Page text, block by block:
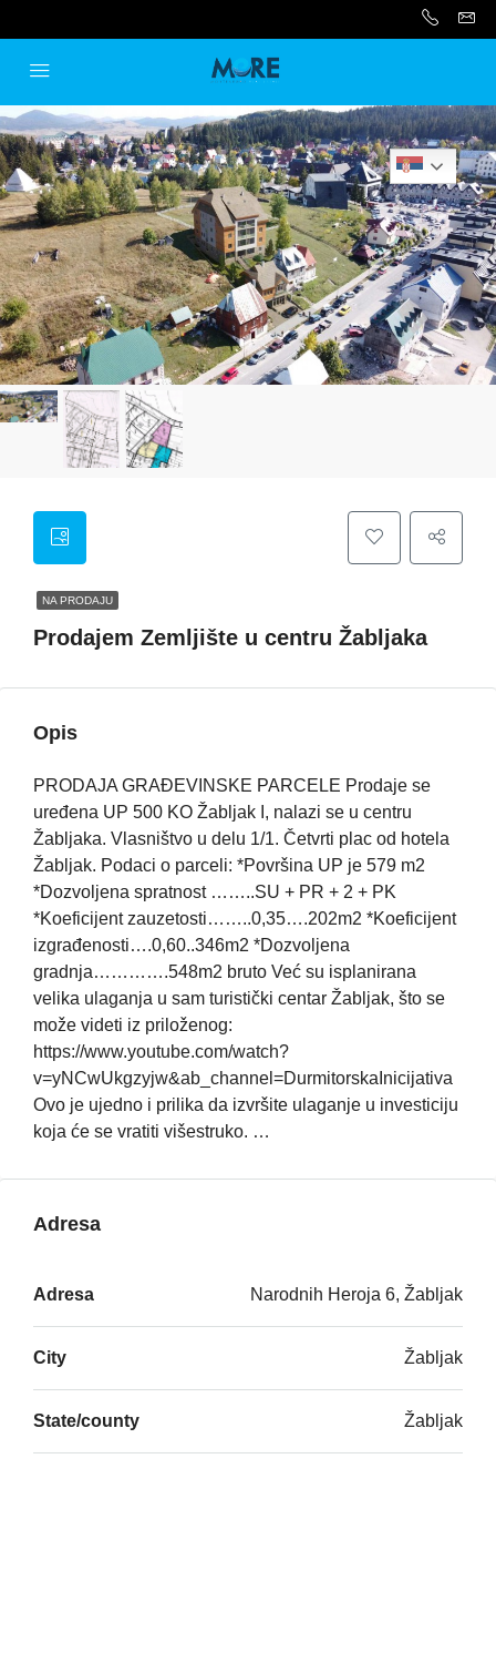
NA PRODAJU
Prodajem Zemljište u centru Žabljaka
Opis
PRODAJA GRAĐEVINSKE PARCELE Prodaje se
uređena UP 500 KO Žabljak I, nalazi se u centru
Žabljaka. Vlasništvo u delu 1/1. Četvrti plac od hotela
Žabljak. Podaci o parceli: *Površina UP je 579 m2
*Dozvoljena spratnost ……..SU + PR + 2 + PK
*Koeficijent zauzetosti……..0,35….202m2 *Koeficijent
izgrađenosti….0,60..346m2 *Dozvoljena
gradnja………….548m2 bruto Već su isplanirana
velika ulaganja u sam turistički centar Žabljak, što se
može videti iz priloženog:
https://www.youtube.com/watch?
v=yNCwUkgzyjw&ab_channel=DurmitorskaInicijativa
Ovo je ujedno i prilika da izvršite ulaganje u investiciju
koja će se vratiti višestruko. …
Adresa
Adresa Narodnih Heroja 6, Žabljak
City Žabljak
State/county Žabljak
Serbian